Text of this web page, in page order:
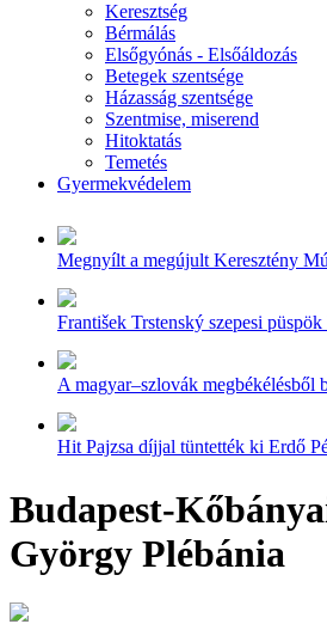
Keresztség
Bérmálás
Elsőgyónás - Elsőáldozás
Betegek szentsége
Házasság szentsége
Szentmise, miserend
Hitoktatás
Temetés
Gyermekvédelem
Megnyílt a megújult Keresztény
František Trstenský szepesi
A magyar–szlovák megbékélésből
Hit Pajzsa díjjal tüntették ki Erdő
Budapest-
György Plébánia